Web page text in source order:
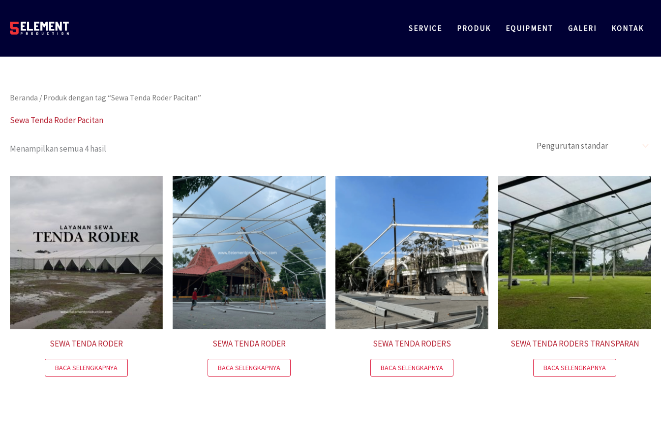
konten
SERVICE PRODUK EQUIPMENT GALERI KONTAK
Beranda / Produk dengan tag “Sewa Tenda Roder Pacitan”
Sewa Tenda Roder Pacitan
Menampilkan semua 4 hasil
SEWA TENDA RODER
BACA SELENGKAPNYA
SEWA TENDA RODER
BACA SELENGKAPNYA
SEWA TENDA RODERS
BACA SELENGKAPNYA
SEWA TENDA RODERS TRANSPARAN
BACA SELENGKAPNYA